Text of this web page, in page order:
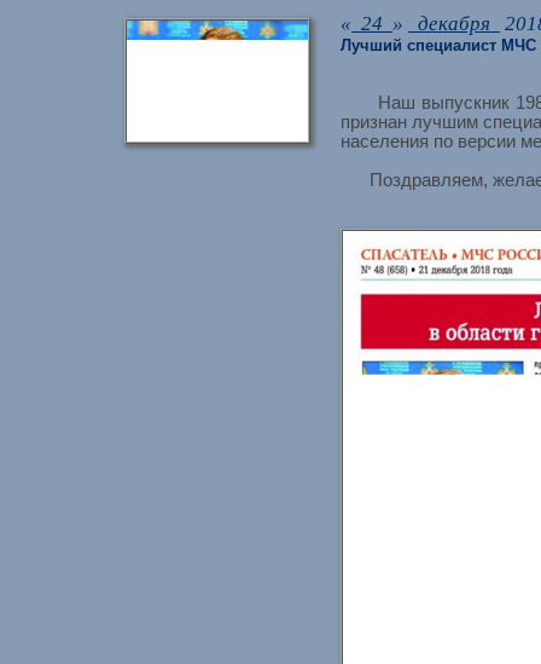
« 24 » декабря
Лучший специалист МЧС
Наш выпускник 1988
признан лучшим
населения по версии
Поздравляем,